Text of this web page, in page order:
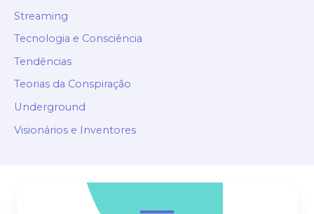
Streaming
Tecnologia e Consciência
Tendências
Teorias da Conspiração
Underground
Visionários e Inventores